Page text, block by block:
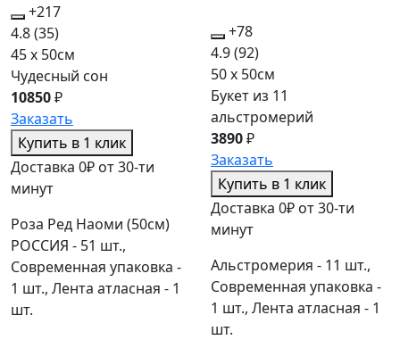
+217
4.8(35)
45 x 50см
Чудесный сон
10850₽
Заказать
Купить в 1 клик
Доставка 0₽ от 30-ти
минут
Роза Ред Наоми (50см)
РОССИЯ - 51 шт.,
Современная упаковка -
1 шт., Лента атласная - 1
шт.
+78
4.9(92)
50 x 50см
Букет из 11
альстромерий
3890₽
Заказать
Купить в 1 клик
Доставка 0₽ от 30-ти
минут
Альстромерия - 11 шт.,
Современная упаковка -
1 шт., Лента атласная - 1
шт.